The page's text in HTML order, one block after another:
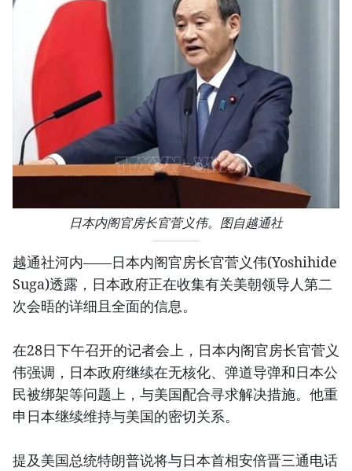
日本内阁官房长官菅义伟。图自越通社
越通社河内——日本内阁官房长官菅义伟(Yoshihide
Suga)透露，日本政府正在收集有关美朝领导人第二
次会晤的详细且全面的信息。
在28日下午召开的记者会上，日本内阁官房长官菅义
伟强调，日本政府继续在无核化、弹道导弹和日本公
民被绑架等问题上，与美国配合寻求解决措施。他重
申日本继续维持与美国的密切关系。
提及美国总统特朗普说将与日本首相安倍晋三通电话